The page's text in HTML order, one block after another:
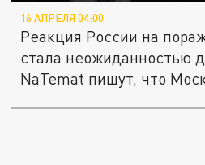
16 АПРЕЛЯ 04:00
Реакция России на
стала неожиданностью
NaTemat пишут, что